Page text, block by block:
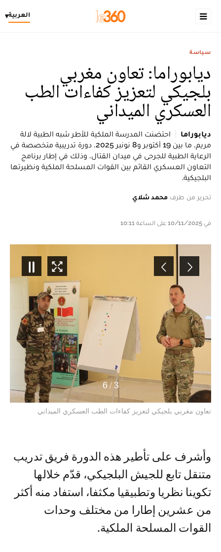
العربية▾
سياسة
ديابوراما: تعاون مغربي
بلجيكي لتعزيز كفاءات الطب
العسكري الميداني
ديابوراما
احتضنت المدرسة الملكية للأطر شبه الطبية لالة
مريم، ما بين 19 أكتوبر و8 نونبر 2025، دورة تدريبية متخصصة في
الرعاية الطبية للجرحى في ميدان القتال، وذلك في إطار برنامج
التعاون العسكري القائم بين القوات المسلحة الملكية ونظيرتها
البلجيكية.
تحرير من طرف محمد شلاي
في 10/11/2025 على الساعة 10:11
3
/
6
تعاون مغربي بلجيكي لتعزيز كفاءات الطب العسكري الميداني
وأشرف على تأطير هذه الدورة فريق تدريب
متنقل تابع للجيش البلجيكي، قدّم خلالها
تكوينا نظريا وتطبيقيا مكثفا، استفاد منه أكثر
من عشرين إطارا من مختلف وحدات
القوات المسلحة الملكية.